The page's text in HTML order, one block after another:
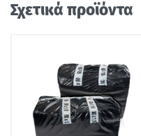
Σχετικά προϊόντα